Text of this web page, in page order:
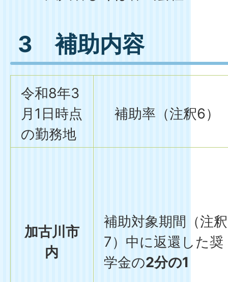
3 補助内容
令和8年3
月1日時点
の勤務地
補助率（注釈6）
加古川市
内
補助対象期間（注釈
7）中に返還した奨
学金の2分の1